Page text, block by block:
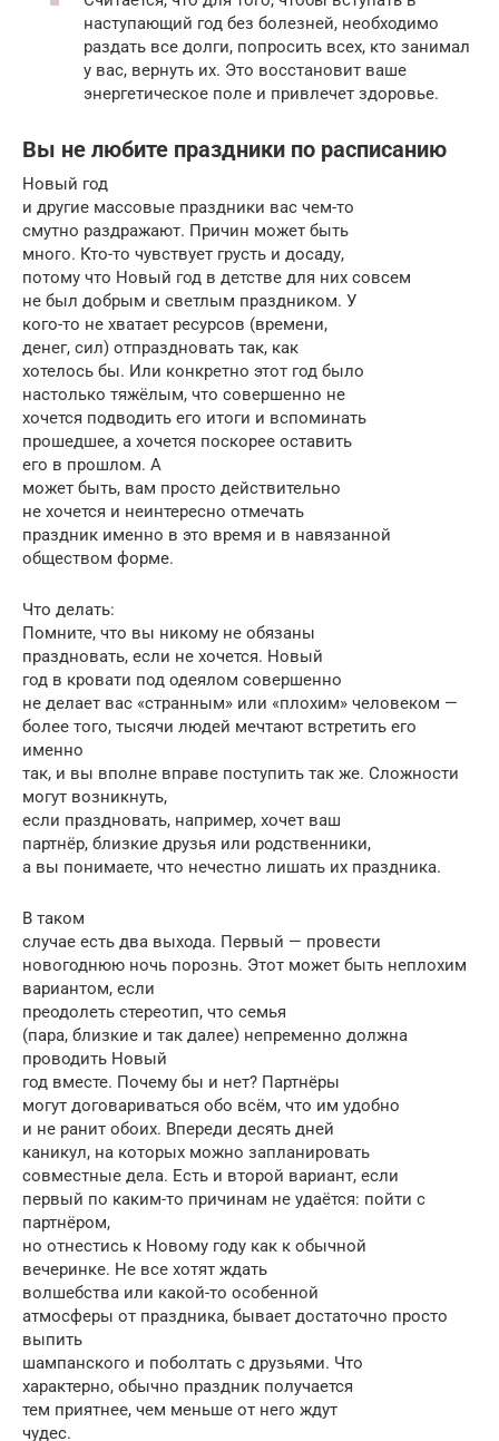
наступающий год без болезней, необходимо
раздать все долги, попросить всех, кто занимал
у вас, вернуть их. Это восстановит ваше
энергетическое поле и привлечет здоровье.
Вы не любите праздники по расписанию
Новый год
и другие массовые праздники вас чем-то
смутно раздражают. Причин может быть
много. Кто-то чувствует грусть и досаду,
потому что Новый год в детстве для них совсем
не был добрым и светлым праздником. У
кого-то не хватает ресурсов (времени,
денег, сил) отпраздновать так, как
хотелось бы. Или конкретно этот год было
настолько тяжёлым, что совершенно не
хочется подводить его итоги и вспоминать
прошедшее, а хочется поскорее оставить
его в прошлом. А
может быть, вам просто действительно
не хочется и неинтересно отмечать
праздник именно в это время и в навязанной
обществом форме.
Что делать:
Помните, что вы никому не обязаны
праздновать, если не хочется. Новый
год в кровати под одеялом совершенно
не делает вас «странным» или «плохим» человеком —
более того, тысячи людей мечтают встретить его
именно
так, и вы вполне вправе поступить так же. Сложности
могут возникнуть,
если праздновать, например, хочет ваш
партнёр, близкие друзья или родственники,
а вы понимаете, что нечестно лишать их праздника.
В таком
случае есть два выхода. Первый — провести
новогоднюю ночь порознь. Этот может быть неплохим
вариантом, если
преодолеть стереотип, что семья
(пара, близкие и так далее) непременно должна
проводить Новый
год вместе. Почему бы и нет? Партнёры
могут договариваться обо всём, что им удобно
и не ранит обоих. Впереди десять дней
каникул, на которых можно запланировать
совместные дела. Есть и второй вариант, если
первый по каким-то причинам не удаётся: пойти с
партнёром,
но отнестись к Новому году как к обычной
вечеринке. Не все хотят ждать
волшебства или какой-то особенной
атмосферы от праздника, бывает достаточно просто
выпить
шампанского и поболтать с друзьями. Что
характерно, обычно праздник получается
тем приятнее, чем меньше от него ждут
чудес.